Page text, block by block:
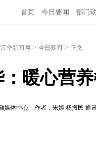
首页 今日要闻 部门
江华新闻网 > 今日要闻 > 正文
：暖心营
媒体中心 作者：朱婷 杨振民 通